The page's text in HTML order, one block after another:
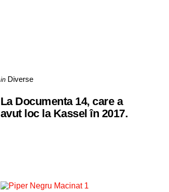
Categories
Posted
in Diverse
La Documenta 14, care a
avut loc la Kassel în 2017.